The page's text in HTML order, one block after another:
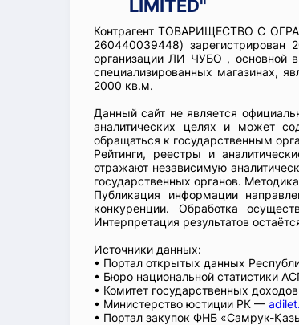
LIMITED"
Контрагент ТОВАРИЩЕСТВО С
260440039448) зарегистрирован
организации ЛИ ЧУБО , основной
специализированных магазинах,
2000 кв.м.
Данный сайт не является
аналитических целях и может
обращаться к государственным
Рейтинги, реестры и
отражают независимую
государственных органов.
Публикация информации
конкуренции. Обработка
Интерпретация результатов
Источники данных:
• Портал открытых данных
• Бюро национальной статистики
• Комитет государственных
• Министерство юстиции РК —
• Портал закупок ФНБ «Самрук-